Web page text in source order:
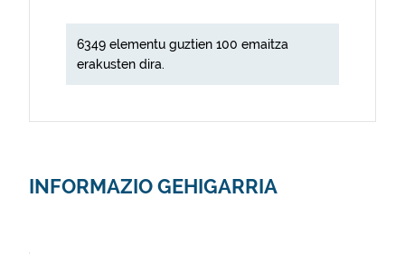
6349 elementu guztien 100 emaitza
erakusten dira.
INFORMAZIO GEHIGARRIA